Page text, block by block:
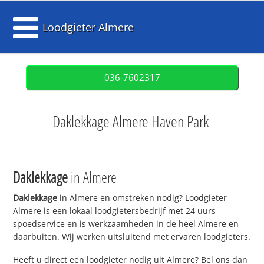
Loodgieter Almere
036-7602317
Daklekkage Almere Haven Park
Daklekkagein Almere
Daklekkage in Almere en omstreken nodig? Loodgieter
Almere is een lokaal loodgietersbedrijf met 24 uurs
spoedservice en is werkzaamheden in de heel Almere en
daarbuiten. Wij werken uitsluitend met ervaren loodgieters.
Heeft u direct een loodgieter nodig uit Almere? Bel ons dan